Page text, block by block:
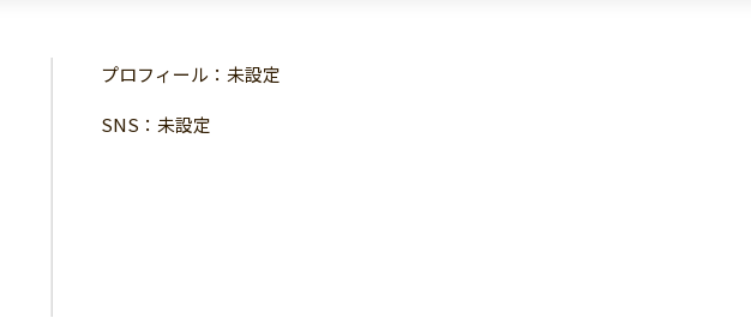
支援金額が多い 支援人数が多い
子ども・教育
新潟
プロフィール：未設定
SNS：未設定